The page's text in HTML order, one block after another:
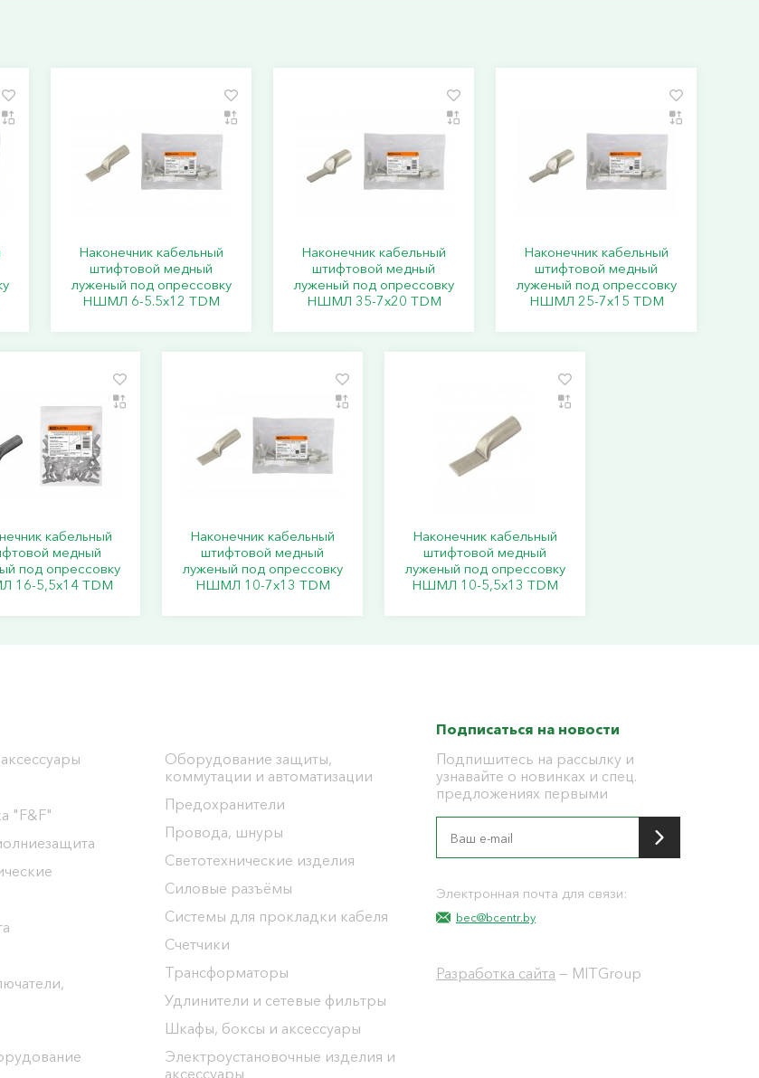
Наконечник кабельный
штифтовой медный
луженый под опрессовку
НШМЛ 6-5.5x12 TDM
Наконечник кабельный
штифтовой медный
луженый под опрессовку
НШМЛ 35-7x20 TDM
Наконечник кабельный
штифтовой медный
луженый под опрессовку
НШМЛ 25-7x15 TDM
кабельный
медный
под опрессовку
16-5,5х14 TDM
Наконечник кабельный
штифтовой медный
луженый под опрессовку
НШМЛ 10-7x13 TDM
Наконечник кабельный
штифтовой медный
луженый под опрессовку
НШМЛ 10-5,5х13 TDM
"F&F"
Оборудование защиты,
коммутации и автоматизации
Предохранители
Провода, шнуры
Светотехнические изделия
Силовые разъёмы
Системы для прокладки кабеля
Счетчики
Трансформаторы
Удлинители и сетевые фильтры
Шкафы, боксы и аксессуары
Электроустановочные изделия и
аксессуары
Подписаться на новости
Подпишитесь на рассылку и
узнавайте о новинках и спец.
предложениях первыми
Электронная почта для связи:
bec@bcentr.by
Разработка сайта — MITGroup